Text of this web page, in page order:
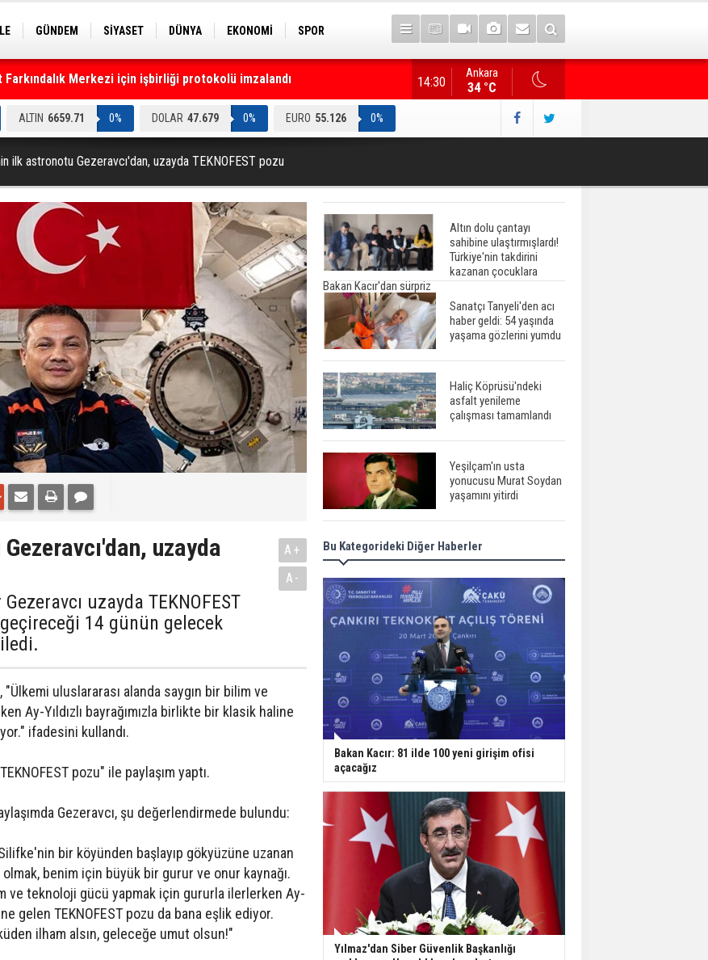
GÜNDEM SİYASET DÜNYA EKONOMİ
SPOR
Merkezi için işbirliği protokolü imzalandı Gazete manşetlerinde yeni gün...
Ankara
34 °C
14:30
ALTIN 6659.71 0% DOLAR 47.679 0% EURO 55.126 0%
ilk astronotu Gezeravcı'dan, uzayda TEKNOFEST pozu
uzayda
uzayda TEKNOFEST
14 günün gelecek
A+
A-
uluslararası alanda saygın bir bilim ve
Ay-Yıldızlı bayrağımızla birlikte bir klasik haline
ifadesini kullandı.
pozu" ile paylaşım yaptı.
Gezeravcı, şu değerlendirmede bulundu:
bir köyünden başlayıp gökyüzüne uzanan
benim için büyük bir gurur ve onur kaynağı.
ve teknoloji gücü yapmak için gururla ilerlerken Ay-
gelen TEKNOFEST pozu da bana eşlik ediyor.
ilham alsın, geleceğe umut olsun!"
Altın dolu çantayı
sahibine ulaştırmışlardı!
Türkiye'nin takdirini
kazanan çocuklara
Bakan Kacır'dan sürpriz
Sanatçı Tanyeli'den acı
haber geldi: 54 yaşında
yaşama gözlerini yumdu
Haliç Köprüsü'ndeki
asfalt yenileme
çalışması tamamlandı
Yeşilçam'ın usta
yonucusu Murat Soydan
yaşamını yitirdi
Meral Akşener ile
Müsavat Dervişoğlu
cenazede görüntülendi
29 Mayıs okullar tatil mi?
Bilim kurgu
gerçekleşiyor...
Dondurulmuş insanları
hayata döndürecek keşif
Ünlü türkücü Mahmut
Tuncer estetik
operasyon geçirdi: Son
hali gündem oldu
Yerli turist 229,7 milyar
lira seyahat harcaması
yaptı
Gazze'deki Sağlık
Bu Kategorideki Diğer Haberler
Bakan Kacır: 81 ilde 100 yeni girişim ofisi
açacağız
Yılmaz'dan Siber Güvenlik Başkanlığı